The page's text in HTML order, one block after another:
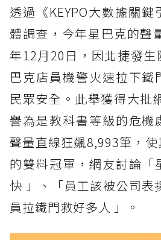
透過《KEYPO大數據關
體調查，今年星巴克的聲
年12月20日，因北捷發生
巴克店員機警火速拉下鐵
民眾安全。此舉獲得大批
譽為是教科書等級的危機
聲量直線狂飆8,993筆，
的雙料冠軍，網友討論「
快 」、「員工該被公司表
員拉鐵門救好多人 」。